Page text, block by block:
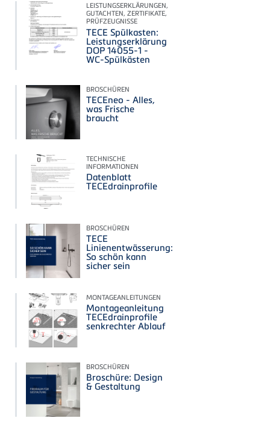
LEISTUNGSERKLÄRUNGEN,
GUTACHTEN, ZERTIFIKATE,
PRÜFZEUGNISSE
TECE Spülkasten:
Leistungserklärung
DOP 14055-1 -
WC-Spülkästen
BROSCHÜREN
TECEneo - Alles,
was Frische
braucht
TECHNISCHE
INFORMATIONEN
Datenblatt
TECEdrainprofile
BROSCHÜREN
TECE
Linienentwässerung:
So schön kann
sicher sein
MONTAGEANLEITUNGEN
Montageanleitung
TECEdrainprofile
senkrechter Ablauf
BROSCHÜREN
Broschüre: Design
& Gestaltung